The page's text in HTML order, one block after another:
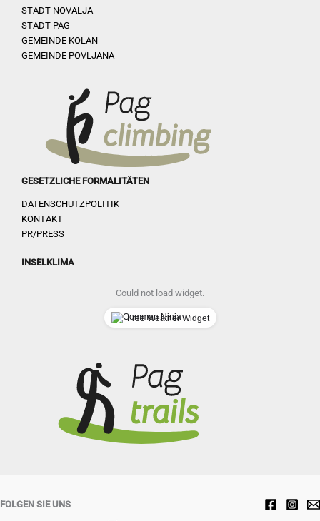
STADT NOVALJA
STADT PAG
GEMEINDE KOLAN
GEMEINDE POVLJANA
GESETZLICHE FORMALITÄTEN
DATENSCHUTZPOLITIK
KONTAKT
PR/PRESS
INSELKLIMA
Could not load widget.
Free Weather Widget
FOLGEN SIE UNS